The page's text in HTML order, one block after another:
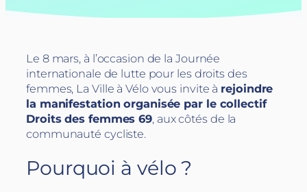
Le 8 mars, à l’occasion de la Journée
internationale de lutte pour les droits des
femmes, La Ville à Vélo vous invite à rejoindre
la manifestation organisée par le collectif
Droits des femmes 69, aux côtés de la
communauté cycliste.
Pourquoi à vélo ?